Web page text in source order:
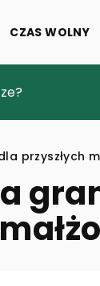
CZAS WOLNY
przyszłych